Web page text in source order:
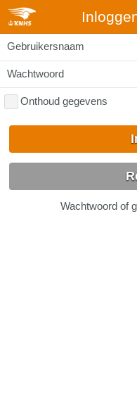
Gebruikersnaam
Wachtwoord
Onthoud gegevens
Wachtwoord of